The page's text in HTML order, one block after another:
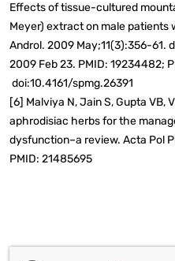
Effects of tissue-cultured
Meyer) extract on male
Androl. 2009 May;11(3):356-61.
2009 Feb 23. PMID: 19234482;
doi:10.4161/spmg.26391
[6] Malviya N, Jain S, Gupta VB,
aphrodisiac herbs for the
dysfunction–a review. Acta Pol
PMID: 21485695